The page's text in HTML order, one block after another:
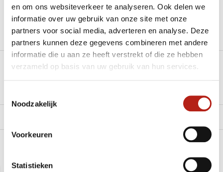
en om ons websiteverkeer te analyseren. Ook delen we
informatie over uw gebruik van onze site met onze
partners voor social media, adverteren en analyse. Deze
partners kunnen deze gegevens combineren met andere
informatie die u aan ze heeft verstrekt of die ze hebben
verzameld op basis van uw gebruik van hun services.
Noodzakelijk
Voorkeuren
Statistieken
Stel je vraag in de Chat voor een snel antwoord 24/7
Stel je vraag
Groot aantal nodig?
Klik hier om een offerte aan te vragen